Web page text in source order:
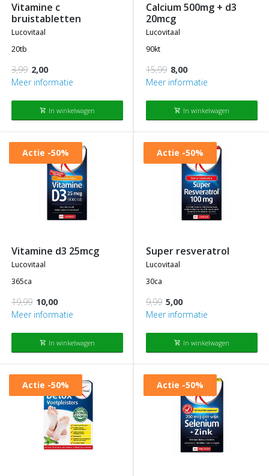
vitamine c
bruistabletten
lucovitaal
20tb
3,99 2,00
Meer informatie
shopping_cart In winkelwagen
calcium 500mg + d3
20mcg
lucovitaal
90kt
15,99 8,00
Meer informatie
shopping_cart In winkelwagen
Actie -50%
vitamine d3 25mcg
lucovitaal
365ca
19,99 10,00
Meer informatie
shopping_cart In winkelwagen
Actie -50%
super resveratrol
lucovitaal
30ca
9,99 5,00
Meer informatie
shopping_cart In winkelwagen
Actie -50% Actie -50%